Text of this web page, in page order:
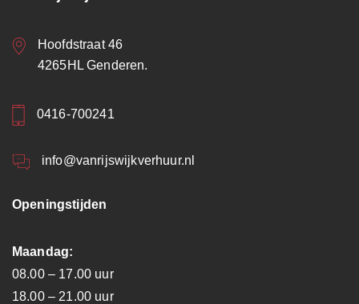
Hoofdstraat 46
4265HL Genderen.
0416-700241
info@vanrijswijkverhuur.nl
Openingstijden
Maandag:
08.00 – 17.00 uur
18.00 – 21.00 uur